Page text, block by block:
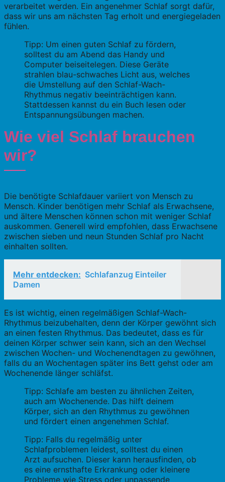
verarbeitet werden. Ein angenehmer Schlaf sorgt dafür,
dass wir uns am nächsten Tag erholt und energiegeladen
fühlen.
Tipp: Um einen guten Schlaf zu fördern,
solltest du am Abend das Handy und
Computer beiseitelegen. Diese Geräte
strahlen blau-schwaches Licht aus, welches
die Umstellung auf den Schlaf-Wach-
Rhythmus negativ beeinträchtigen kann.
Stattdessen kannst du ein Buch lesen oder
Entspannungsübungen machen.
Wie viel Schlaf brauchen
wir?
Die benötigte Schlafdauer variiert von Mensch zu
Mensch. Kinder benötigen mehr Schlaf als Erwachsene,
und ältere Menschen können schon mit weniger Schlaf
auskommen. Generell wird empfohlen, dass Erwachsene
zwischen sieben und neun Stunden Schlaf pro Nacht
einhalten sollten.
Mehr entdecken: Schlafanzug Einteiler
Damen
Es ist wichtig, einen regelmäßigen Schlaf-Wach-
Rhythmus beizubehalten, denn der Körper gewöhnt sich
an einen festen Rhythmus. Das bedeutet, dass es für
deinen Körper schwer sein kann, sich an den Wechsel
zwischen Wochen- und Wochenendtagen zu gewöhnen,
falls du an Wochentagen später ins Bett gehst oder am
Wochenende länger schläfst.
Tipp: Schlafe am besten zu ähnlichen Zeiten,
auch am Wochenende. Das hilft deinem
Körper, sich an den Rhythmus zu gewöhnen
und fördert einen angenehmen Schlaf.
Tipp: Falls du regelmäßig unter
Schlafproblemen leidest, solltest du einen
Arzt aufsuchen. Dieser kann herausfinden, ob
es eine ernsthafte Erkrankung oder kleinere
Probleme wie Stress oder unpassende